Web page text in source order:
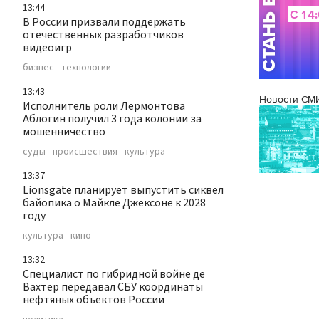
13:44
В России призвали поддержать
отечественных разработчиков
видеоигр
бизнес технологии
13:43
Исполнитель роли Лермонтова
Аблогин получил 3 года колонии за
мошенничество
суды происшествия культура
13:37
Lionsgate планирует выпустить сиквел
байопика о Майкле Джексоне к 2028
году
культура кино
13:32
Специалист по гибридной войне де
Вахтер передавал СБУ координаты
нефтяных объектов России
Новости